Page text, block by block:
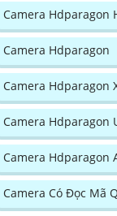
Camera Hdparagon
Camera Hdparagon
Camera Hdparagon
Camera Hdparagon
Camera Hdparagon
Camera Có Đọc Mã